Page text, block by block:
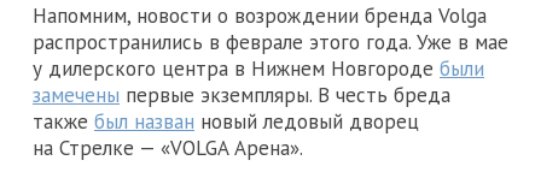
Напомним, новости о возрождении бренда Volga
распространились в феврале этого года. Уже в мае
у дилерского центра в Нижнем Новгороде были
замечены первые экземпляры. В честь бреда
также был назван новый ледовый дворец
на Стрелке — «VOLGA Арена».